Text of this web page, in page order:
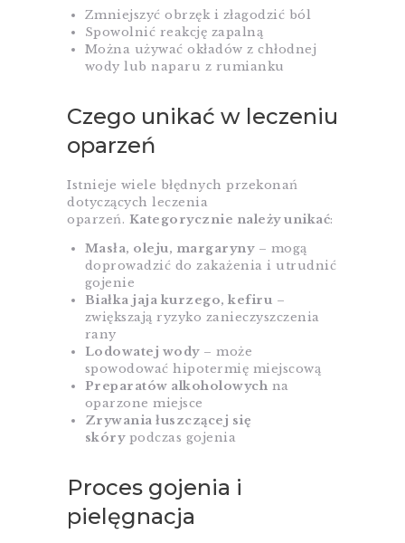
Zmniejszyć obrzęk i złagodzić ból
Spowolnić reakcję zapalną
Można używać okładów z chłodnej
wody lub naparu z rumianku
Czego unikać w leczeniu
oparzeń
Istnieje wiele błędnych przekonań
dotyczących leczenia
oparzeń. Kategorycznie należy unikać:
Masła, oleju, margaryny– mogą
doprowadzić do zakażenia i utrudnić
gojenie
Białka jaja kurzego, kefiru –
zwiększają ryzyko zanieczyszczenia
rany
Lodowatej wody– może
spowodować hipotermię miejscową
Preparatów alkoholowych na
oparzone miejsce
Zrywania łuszczącej się
skórypodczas gojenia
Proces gojenia i
pielęgnacja